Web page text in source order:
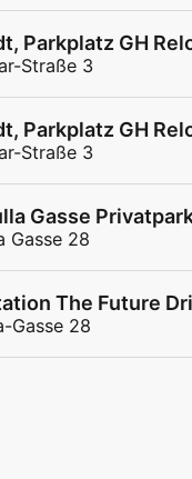
Parkplatz GH
Straße 3
Parkplatz GH
Straße 3
Gasse
Gasse 28
The Future
Gasse 28